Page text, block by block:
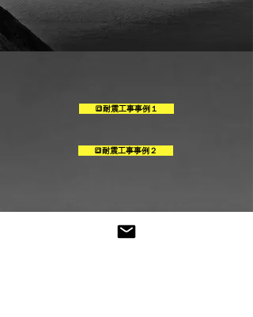
🔳耐震工事事例１
🔳耐震工事事例２